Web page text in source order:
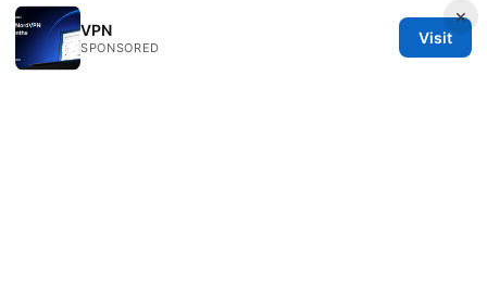
×
VPN
SPONSORED
Visit